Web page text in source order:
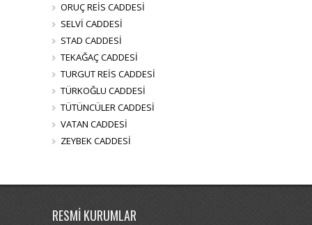
ORUÇ REİS CADDESİ
SELVİ CADDESİ
STAD CADDESİ
TEKAĞAÇ CADDESİ
TURGUT REİS CADDESİ
TÜRKOĞLU CADDESİ
TÜTÜNCÜLER CADDESİ
VATAN CADDESİ
ZEYBEK CADDESİ
RESMİ KURUMLAR